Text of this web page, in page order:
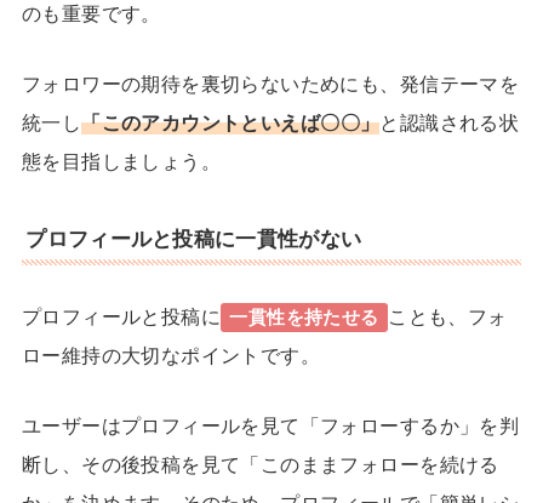
のも重要です。
フォロワーの期待を裏切らないためにも、発信テーマを
統一し「このアカウントといえば〇〇」と認識される状
態を目指しましょう。
プロフィールと投稿に一貫性がない
プロフィールと投稿に 一貫性を持たせる
ことも、フォ
ロー維持の大切なポイントです。
ユーザーはプロフィールを見て「フォローするか」を判
断し、その後投稿を見て「このままフォローを続ける